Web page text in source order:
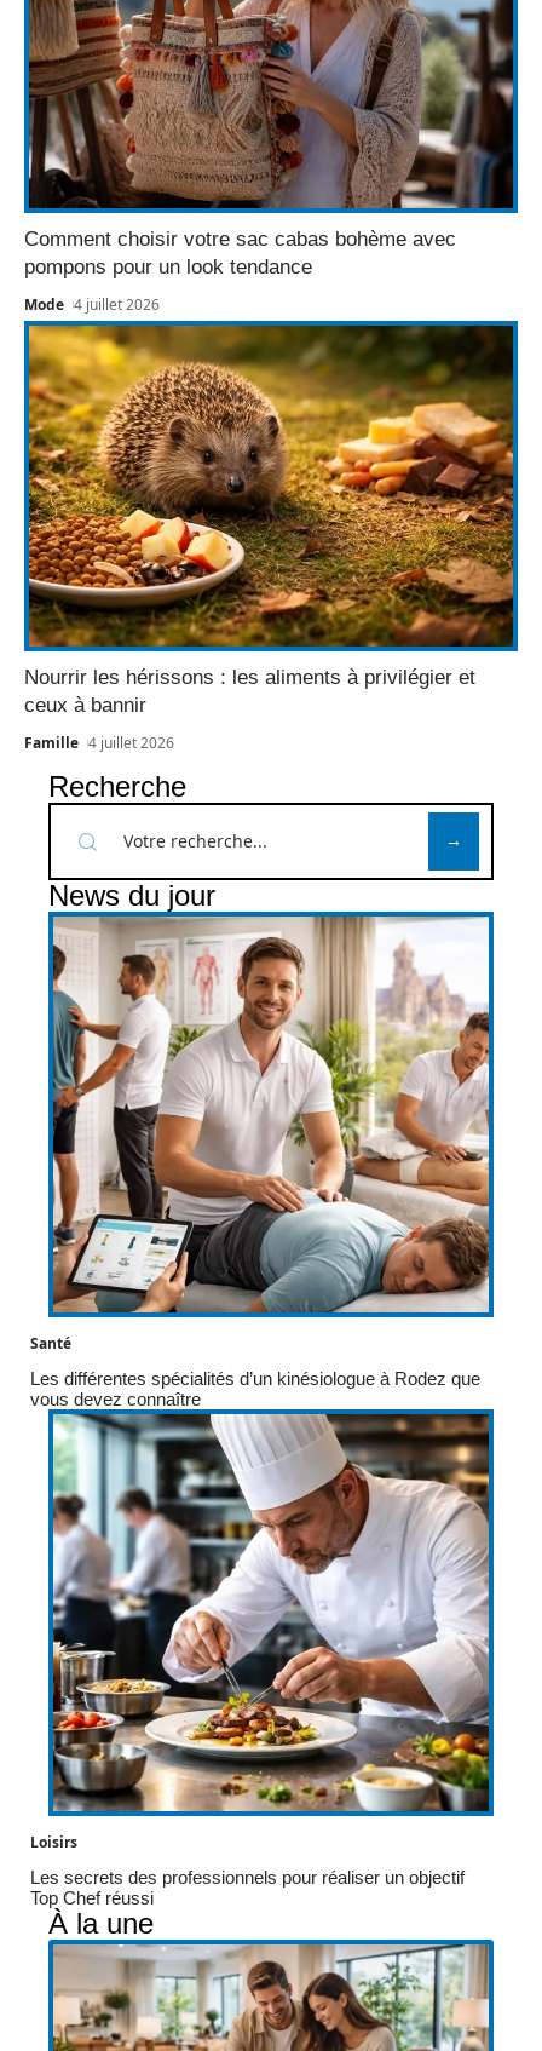
Comment choisir votre sac cabas bohème avec
pompons pour un look tendance
Mode 4 juillet 2026
Nourrir les hérissons : les aliments à privilégier et
ceux à bannir
Famille 4 juillet 2026
Recherche
News du jour
Santé
Les différentes spécialités d’un kinésiologue à Rodez que
vous devez connaître
Loisirs
Les secrets des professionnels pour réaliser un objectif
Top Chef réussi
À la une